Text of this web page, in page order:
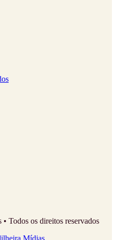
Todos os direitos reservados
Mídias